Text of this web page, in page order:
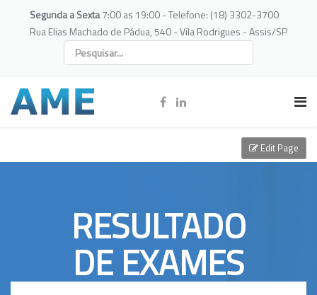
Segunda a Sexta7:00 as 19:00 - Telefone: (18) 3302-3700
Rua Elias Machado de Pádua, 540 - Vila Rodrigues - Assis/SP
RESULTADO
DE EXAMES
Edit Page